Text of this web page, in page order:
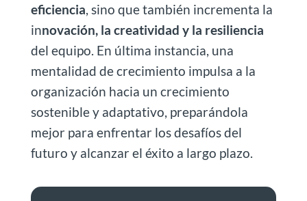
eficiencia, sino que también incrementa la
innovación, la creatividad y la resiliencia
del equipo. En última instancia, una
mentalidad de crecimiento impulsa a la
organización hacia un crecimiento
sostenible y adaptativo, preparándola
mejor para enfrentar los desafíos del
futuro y alcanzar el éxito a largo plazo.